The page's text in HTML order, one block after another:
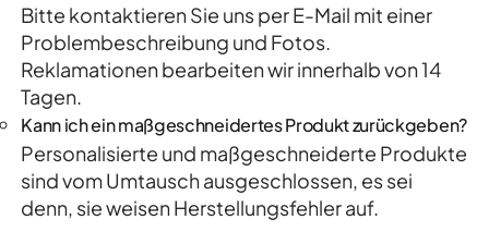
Bitte kontaktieren Sie uns per E-Mail mit einer
Problembeschreibung und Fotos.
Reklamationen bearbeiten wir innerhalb von 14
Tagen.
Kann ich ein maßgeschneidertes Produkt zurückgeben?
Personalisierte und maßgeschneiderte Produkte
sind vom Umtausch ausgeschlossen, es sei
denn, sie weisen Herstellungsfehler auf.